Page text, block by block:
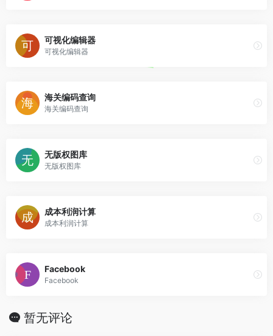
可视化编辑器
可视化编辑器
海关编码查询
海关编码查询
无版权图库
无版权图库
成本利润计算
成本利润计算
Facebook
Facebook
暂无评论